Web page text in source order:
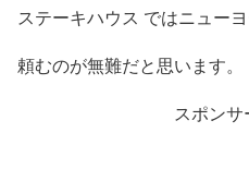
ステーキハウス ではニュー
頼むのが無難だと思います。
スポンサ